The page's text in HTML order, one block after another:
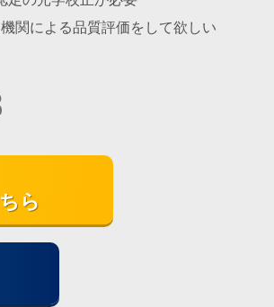
関による品質評価をして欲しい
ら